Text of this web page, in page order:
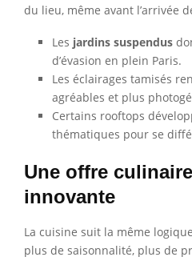
du lieu, même avant l’arrivée
Les jardins suspendus
d’évasion en plein Paris.
Les éclairages tamisés
agréables et plus
Certains rooftops
thématiques pour se
Une offre
innovante
La cuisine suit la même
plus de saisonnalité, plus de